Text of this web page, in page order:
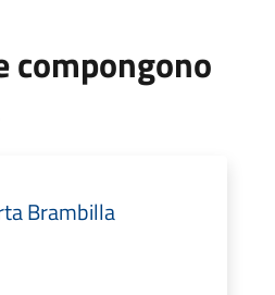
compongono
Brambilla